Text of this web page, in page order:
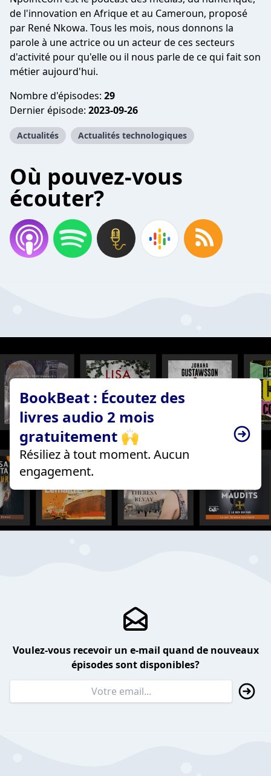
de l'innovation en Afrique et au Cameroun, proposé
par René Nkowa. Tous les mois, nous donnons la
parole à une actrice ou un acteur de ces secteurs
d'activité pour qu'elle ou il nous parle de ce qui fait son
métier aujourd'hui.
Nombre d'épisodes: 29
Dernier épisode: 2023-09-26
Actualités Actualités technologiques
Où pouvez-vous
écouter?
BookBeat : Écoutez des
livres audio 2 mois
gratuitement 🙌
Résiliez à tout moment. Aucun
engagement.
Voulez-vous recevoir un e-mail quand de nouveaux
épisodes sont disponibles?